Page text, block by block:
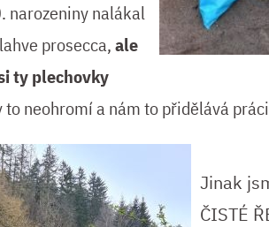
narozeniny nalákal
prosecca,ale
ty plechovky
to neohromí a nám to přidělává
Jinak
ČISTÉ